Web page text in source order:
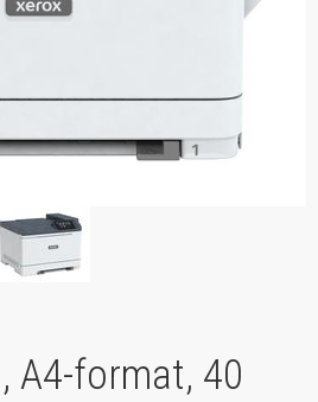
A4-format, 40